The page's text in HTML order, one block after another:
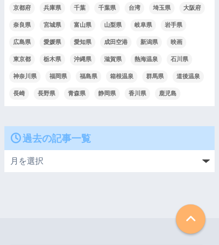
京都府 兵庫県 千葉 千葉県 台湾 埼玉県 大阪府
奈良県 宮城県 富山県 山梨県 岐阜県 岩手県
広島県 愛媛県 愛知県 成田空港 新潟県 映画
東京都 栃木県 沖縄県 滋賀県 熱海温泉 石川県
神奈川県 福岡県 福島県 箱根温泉 群馬県 道後温泉
長崎 長野県 青森県 静岡県 香川県 鹿児島
過去の記事一覧